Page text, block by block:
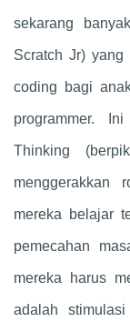
sekarang
Scratch Jr)
coding bagi
programmer.
Thinking
menggerakkan
mereka belajar
pemecahan
mereka harus
adalah